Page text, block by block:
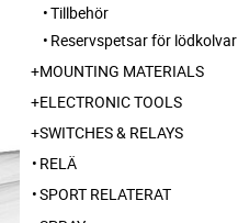
Tillbehör
Reservspetsar för lödkolvar
MOUNTING MATERIALS
ELECTRONIC TOOLS
SWITCHES & RELAYS
RELÄ
SPORT RELATERAT